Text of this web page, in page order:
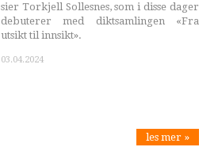
sier Torkjell Sollesnes, som i disse dager
debuterer med diktsamlingen «Fra
utsikt til innsikt».
03.04.2024
les mer »